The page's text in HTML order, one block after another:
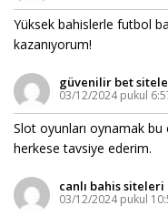
Yüksek bahislerle futbol
kazanıyorum!
güvenilir bet
03/12/2024 pukul
Slot oyunları oynamak bu
herkese tavsiye ederim.
canlı bahis
03/12/2024 pukul